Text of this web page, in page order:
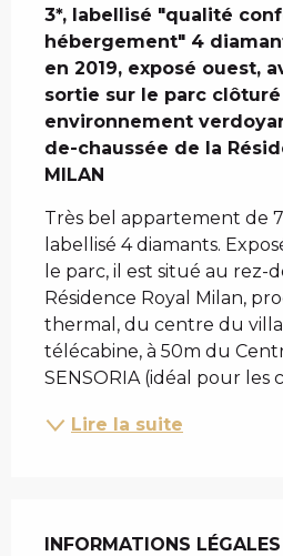
3*, labellisé "qualité
hébergement" 4
en 2019, exposé ouest,
sortie sur le parc
environnement
de-chaussée de la
MILAN
Très bel appartement de
labellisé 4 diamants.
le parc, il est situé au rez-
Résidence Royal Milan,
thermal, du centre du
télécabine, à 50m du
SENSORIA (idéal pour les
Lire la suite
INFORMATIONS LÉGALES
INFORMATIONS LÉGALES